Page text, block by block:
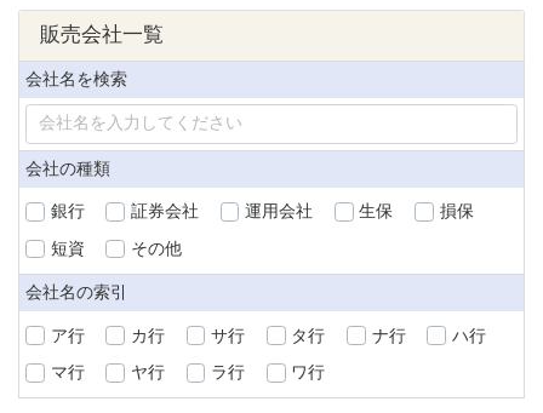
販売会社一覧
会社名を検索
会社の種類
銀行 証券会社 運用会社 生保 損保
短資 その他
会社名の索引
ア行 カ行 サ行 タ行 ナ行 ハ行
マ行 ヤ行 ラ行 ワ行